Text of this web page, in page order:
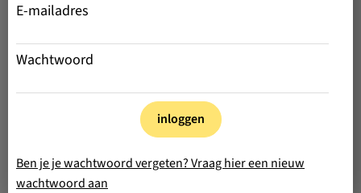
E-mailadres
Wachtwoord
inloggen
Ben je je wachtwoord vergeten? Vraag hier een nieuw
wachtwoord aan